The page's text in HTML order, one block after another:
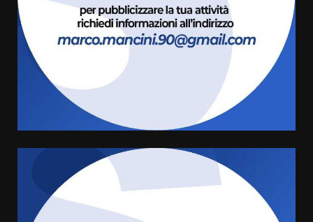
8 Agosto 2026 07:30
Politiche Giovanili e Mobilità
Sostenibile: premiati gli studenti
universitari del bando “La strada
giusta”
Rivoluzione”: nuovo
appuntamento con “Fasano in
Banda”
7 Agosto 2026 06:05